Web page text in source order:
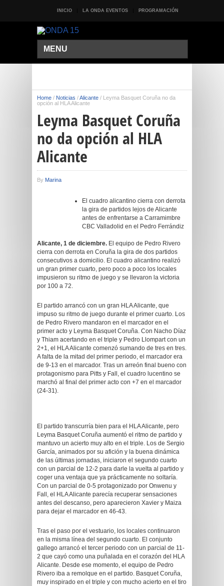
INICIO LA ONDA EVENTOS PROGRAMACIÓN
MENU
Home / Noticias /Alicante / Leyma Basquet Coruña no da
opción al HLA Alicante
Leyma Basquet Coruña
no da opción al HLA
Alicante
By Marina
El cuadro alicantino cierra con derrota
la gira de partidos lejos de Alicante
antes de enfrentarse a Carramimbre
CBC Valladolid en el Pedro Ferrándiz
Alicante, 1 de diciembre. El equipo de Pedro Rivero
cierra con derrota en Coruña la gira de dos partidos
consecutivos a domicilio. El cuadro alicantino realizó
un gran primer cuarto, pero poco a poco los locales
impusieron su ritmo de juego y se llevaron la victoria
por 100 a 72.
El partido arrancó con un gran HLA Alicante, que
impuso su ritmo de juego durante el primer cuarto. Los
de Pedro Rivero mandaron en el marcador en el
primer acto y Leyma Basquet Coruña. Con Nacho Díaz
y Thiam acertando en el triple y Pedro Llompart con un
2+1, el HLA Alicante comenzó sumando de tres en tres.
A falta de la mitad del primer periodo, el marcador era
de 9-13 en el marcador. Tras un arreón final bueno con
protagonismo para Pitts y Fall, el cuadro lucentino se
marchó al final del primer acto con +7 en el marcador
(24-31).
El partido transcurría bien para el HLA Alicante, pero
Leyma Basquet Coruña aumentó el ritmo de partido y
mantuvo un acierto muy alto en el triple. Los de Sergio
García, animados por su afición y la buena dinámica
de las últimas jornadas, iniciaron el segundo cuarto
con un parcial de 12-2 para darle la vuelta al partido y
coger una ventaja que ya prácticamente no soltaría.
Con un parcial de 0-5 protagonizado por Onwenu y
Fall, el HLA Alicante parecía recuperar sensaciones
antes del descanso, pero aparecieron Xavier y Maiza
para dejar el marcador en 46-43.
Tras el paso por el vestuario, los locales continuaron
en la misma línea del segundo cuarto. El conjunto
gallego arrancó el tercer periodo con un parcial de 11-
2 que cayó como una puñalada en el corazón del HLA
Alicante. Desde ese momento, el equipo de Pedro
Rivero iba a remolque en el partido. Basquet Coruña,
muy inspirado en el triple y con mucho acierto en el tiro